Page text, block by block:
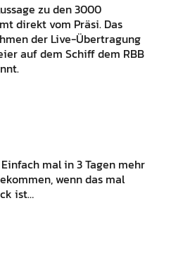
zu den 3000
direkt vom Präsi. Das
der Live-Übertragung
auf dem Schiff dem RBB
mal in 3 Tagen mehr
wenn das mal
ist…